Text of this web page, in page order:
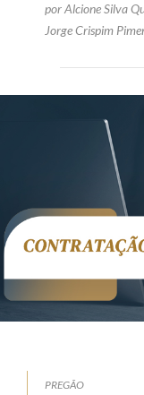
Av.
porAlcione Silva
Jorge Crispim
PREGÃO